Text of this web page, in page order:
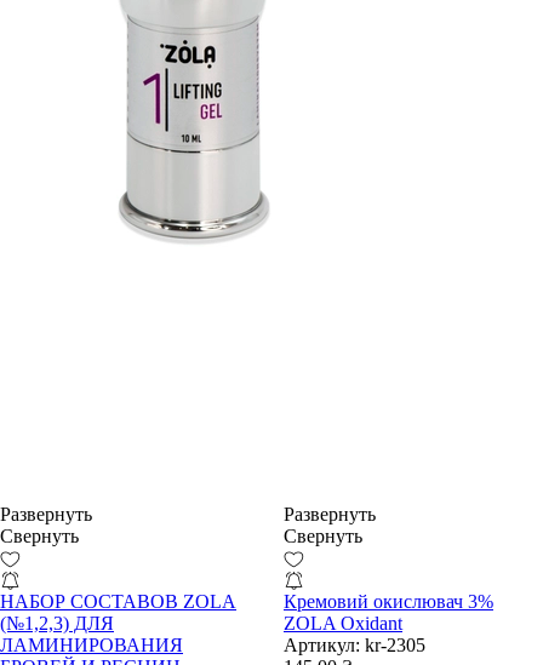
Развернуть
Свернуть
НАБОР СОСТАВОВ ZOLA
(№1,2,3) ДЛЯ
ЛАМИНИРОВАНИЯ
Развернуть
Свернуть
Кремовий окислювач 3%
ZOLA Oxidant
Артикул: kr-2305